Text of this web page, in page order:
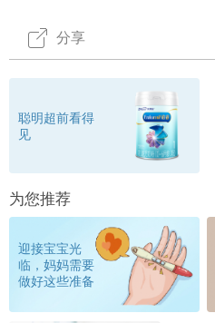
分享
聪明超前看得
见
为您推荐
迎接宝宝光
临，妈妈需要
做好这些准备